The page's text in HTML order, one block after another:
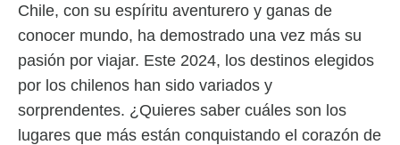
Chile, con su espíritu aventurero y ganas de
conocer mundo, ha demostrado una vez más su
pasión por viajar. Este 2024, los destinos elegidos
por los chilenos han sido variados y
sorprendentes. ¿Quieres saber cuáles son los
lugares que más están conquistando el corazón de